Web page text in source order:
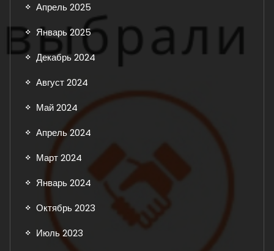
Апрель 2025
Январь 2025
Декабрь 2024
Август 2024
Май 2024
Апрель 2024
Март 2024
Январь 2024
Октябрь 2023
Июль 2023